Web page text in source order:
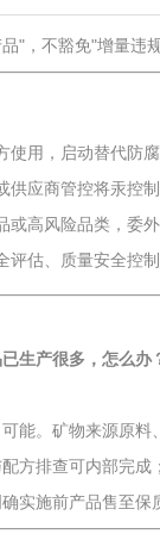
"，不豁免"增量违
使用，启动替代防
供应商管控将汞控
或高风险品类，委
评估、质量安全控
生产很多，怎么办
可能。矿物来源原料
方排查可内部完
实施前产品售至保